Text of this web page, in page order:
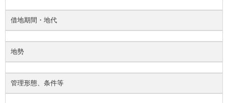
借地期間・地代
地勢
管理形態、条件等